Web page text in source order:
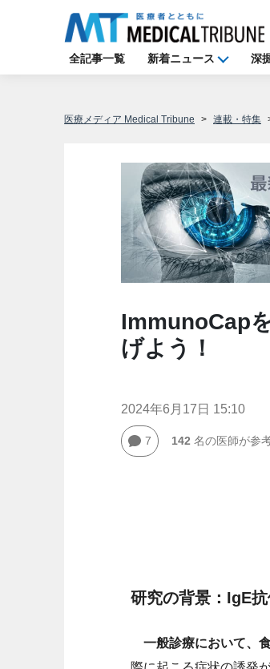
全記事一覧 新着ニュース 深
医療メディア Medical Tribune 連載・特集
ImmunoCap
げよう！
2024年6月17日 15:10
7 142 名の医師が参
研究の背景：IgE
一般診療において、